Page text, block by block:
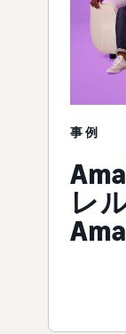
事例
レ